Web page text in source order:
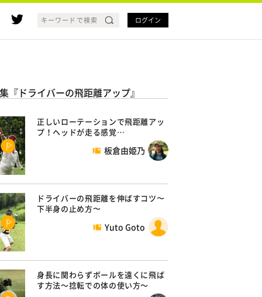
ログイン
『ドライバーの飛距離アップ』
正しいローテーションで飛距離アッ
プ！ヘッドが走る感覚…
板倉由姫乃
ドライバーの飛距離を伸ばすコツ〜
下半身の止め方〜
Yuto Goto
身長に関わらずボールを遠くに飛ば
す方法～捻転での体の使い方～